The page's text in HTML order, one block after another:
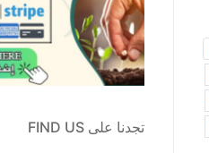
تجدنا على FIND US